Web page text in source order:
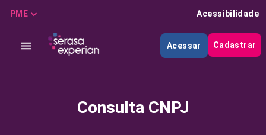
PME Acessibilidade
Acessar Cadastrar
Consulta CNPJ